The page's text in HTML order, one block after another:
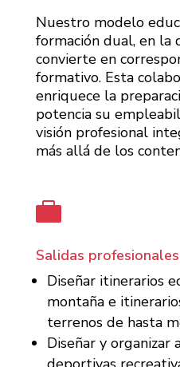
Nuestro modelo
formación dual, en la
convierte en
formativo. Esta
enriquece la
potencia su
visión profesional
más allá de los

Salidas
Diseñar itinerarios
montaña e
terrenos de hasta
Diseñar y organizar